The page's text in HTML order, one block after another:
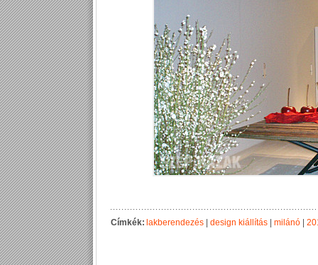
Címkék: lakberendezés design kiállítás milánó